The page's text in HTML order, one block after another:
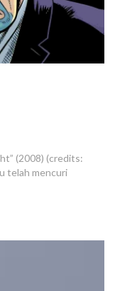
(2008) (credits:
telah mencuri